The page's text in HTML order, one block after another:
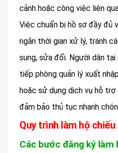
cảnh hoặc công việc liên
Việc chuẩn bị hồ sơ đầy đủ
ngắn thời gian xử lý, tránh
sung, sửa đổi. Người dân
tiếp phòng quản lý xuất
hoặc sử dụng dịch vụ hỗ
đảm bảo thủ tục nhanh
Quy trình làm hộ
Các bước đăng ký làm